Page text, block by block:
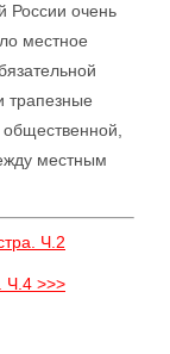
России очень
местное
трапезные
местным
Ч.2
Ч.4 >>>